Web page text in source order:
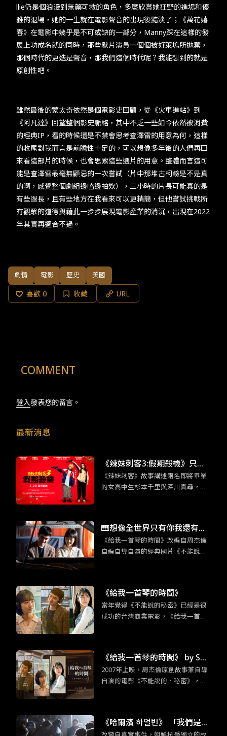
llie仍是個浪漫到無藥可救的角色，多麼欣賞她狂野的進場和優
雅的退場，她的一生就在電影聲音的出現後黯淡了；《萬花嬉
春》在電影中幾乎是不可或缺的一部分，Manny踩在這樣的發
展上功成名就的同時，那些默片演員一個個被好萊塢所拋棄，
那個時代的更迭是聲音，那我們這個時代呢？我能想到的就是
原創性吧。
雖然最後的蒙太奇依然是個電影史回顧，從《火車進站》到
《阿凡達》回望整個影史脈絡，其中不乏一些如今依然被消費
的經典IP，看的時候還是不禁會思考查澤雷的用意為何，這樣
的收尾對我而言是前瞻性十足的，可以想像多年後的人們再回
來看這部片的時候，也會思索這些選片的用意。整體而言這可
能是查澤雷最毫無顧忌的一次嘗試（片中那堆古柯鹼是不是真
的啊，感覺整個劇組邊嗑邊拍欸），三小時的片長可能真的是
有些過長，且有些地方在我看來可以更精簡，但他嘗試挑戰所
有觀眾的道德與藉此一步步展現電影產業的消沉，出現在2022
年其實再適合不過。
劇情 電影 歷史 美國
喜歡 0 收藏 URL
COMMENT
登入發表您的留言。
最新消息
《辣妹刺客3:假期殺機》只有
日本才能拍得出來的動作類型
《辣妹刺客》故事講述兩名即將畢業
的女高中生杉本千里與深川真尋，在
出奇妙的火花。
🎹想像全世界只有你我還有鋼
琴：《給我一首琴的時間》重
現經典的新浪漫
《給我一首琴的時間》改編自周杰倫
自編自導自演的經典國片《不能說的·
《給我一首琴的時間》
當年覺得《不能說的秘密》已經是很
成功的台灣商業電影，《給我一首琴
無倫是情節的細節上或是人物設定的
更動上，還是有原創性的巧思。
《給我一首琴的時間》 by So
mebody Sue／普通人
2007年上映，周杰倫原創故事兼自導
自演的電影《不能說的．秘密》，是
哥，至今仍能在電影主要取景地的淡
《哈爾濱 하얼빈》 「我們是為